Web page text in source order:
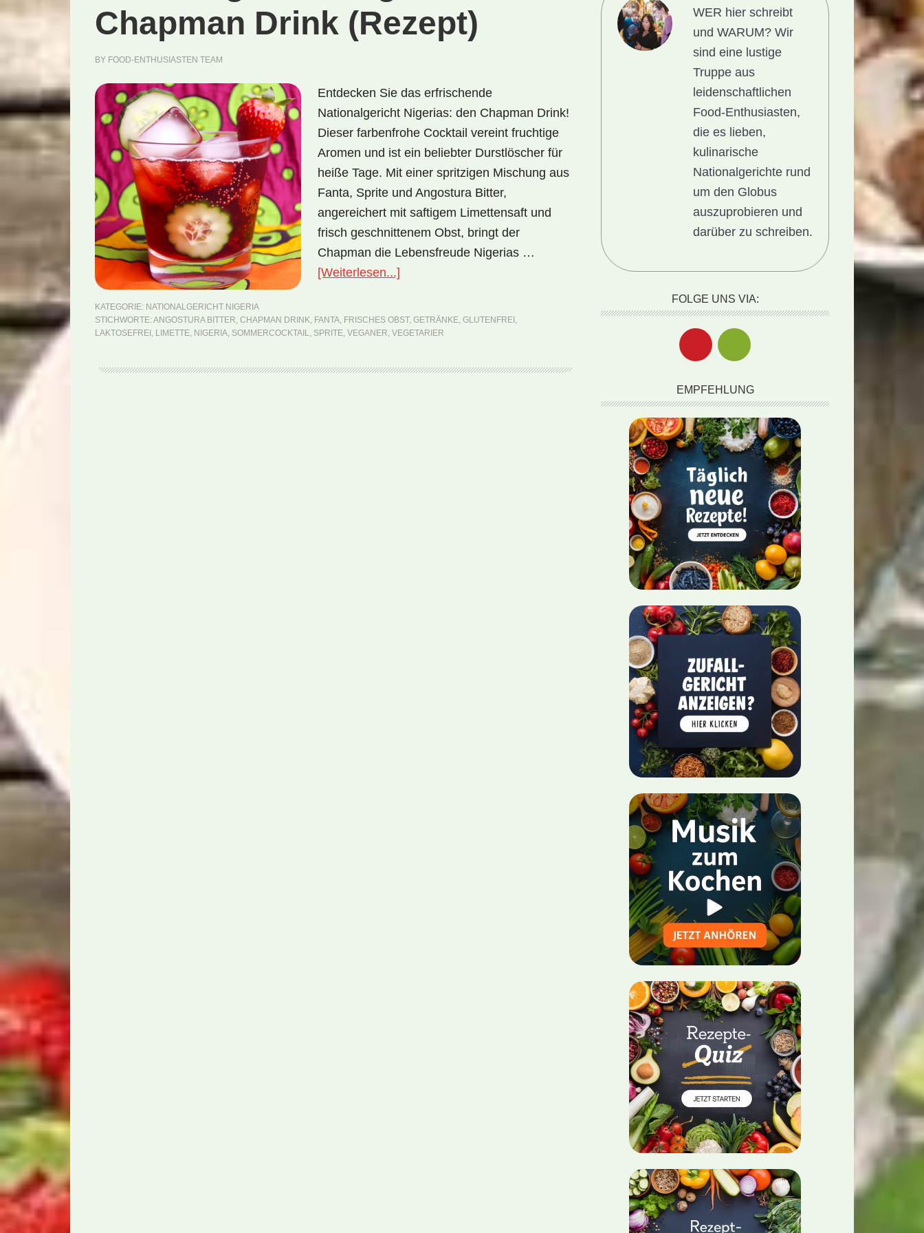
Chapman Drink (Rezept)
BY FOOD-ENTHUSIASTEN TEAM
Entdecken Sie das erfrischende
Nationalgericht Nigerias: den Chapman Drink!
Dieser farbenfrohe Cocktail vereint fruchtige
Aromen und ist ein beliebter Durstlöscher für
heiße Tage. Mit einer spritzigen Mischung aus
Fanta, Sprite und Angostura Bitter,
angereichert mit saftigem Limettensaft und
frisch geschnittenem Obst, bringt der
Chapman die Lebensfreude Nigerias …
[Weiterlesen...]
Chapman
Drink
KATEGORIE: NATIONALGERICHT NIGERIA
STICHWORTE: ANGOSTURA BITTER, CHAPMAN DRINK, FANTA, FRISCHES OBST, GETRÄNKE, GLUTENFREI ,
LAKTOSEFREI , LIMETTE, NIGERIA, SOMMERCOCKTAIL, SPRITE, VEGANER, VEGETARIER
WER hier schreibt
und WARUM?Wir
sind eine lustige
Truppe aus
leidenschaftlichen
Food-Enthusiasten,
die es lieben,
kulinarische
Nationalgerichte rund
um den Globus
auszuprobieren und
darüber zu schreiben.
FOLGE UNS VIA:
EMPFEHLUNG